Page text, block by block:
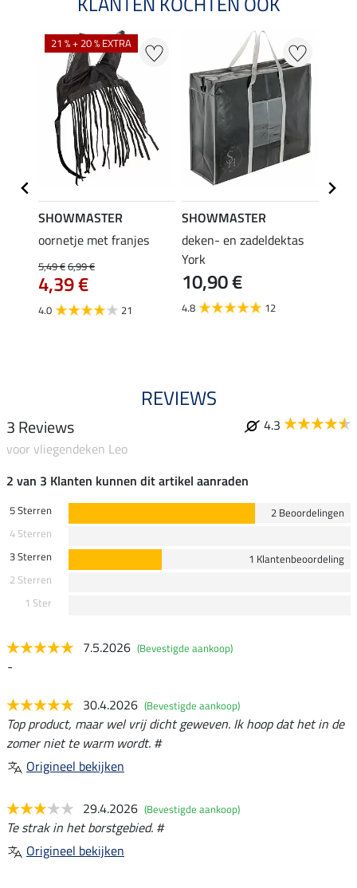
21 % + 20 % EXTRA
SHOWMASTER
oornetje met franjes
5,49 €6,99 €
4,39 €
4.0 21
SHOWMASTER
deken- en zadeldektas
York
10,90 €
4.8 12
REVIEWS
3 Reviews
4.3
voor vliegendeken Leo
2 van 3 Klanten kunnen dit artikel aanraden
5 Sterren
2 Beoordelingen
4 Sterren
3 Sterren
1 Klantenbeoordeling
2 Sterren
1 Ster
7.5.2026 (Bevestigde aankoop)
-
30.4.2026 (Bevestigde aankoop)
Top product, maar wel vrij dicht geweven. Ik hoop dat het in de
zomer niet te warm wordt. #
Origineel bekijken
29.4.2026 (Bevestigde aankoop)
Te strak in het borstgebied. #
Origineel bekijken